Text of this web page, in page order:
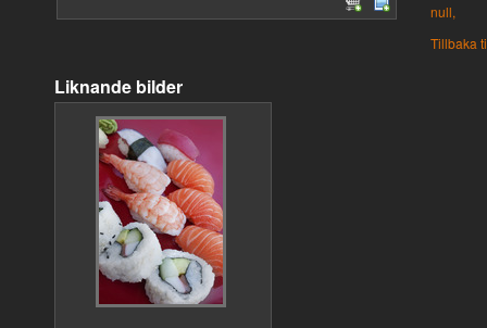
null,
Tillbaka
Liknande bilder